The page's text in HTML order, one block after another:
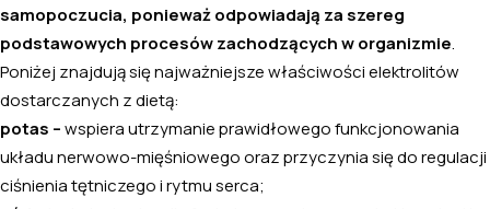
samopoczucia, ponieważ odpowiadają za szereg
podstawowych procesów zachodzących w organizmie
Poniżej znajdują się najważniejsze właściwości elektrolitów
dostarczanych z dietą:
potas – wspiera utrzymanie prawidłowego funkcjonowania
układu nerwowo-mięśniowego oraz przyczynia się do regulacji
ciśnienia tętniczego i rytmu serca;